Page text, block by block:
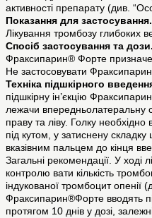
активності препарату (див.
Показання для застосування.
Лікування тромбозу глибоких
Спосіб застосування та дози.
Фраксипарин® Форте
Не застосовувати
Техніка підшкірного
підшкірну ін’єкцію
лежачи впередньолатеральну
праву та ліву. Голку
під кутом, у затиснену
вказівним пальцем до кінця
Загальні рекомендації. У ході
контролю вати кількість
індукованої тромбоцит опенії
Фраксипарин®Форте вводять
протягом 10 днів у дозі,